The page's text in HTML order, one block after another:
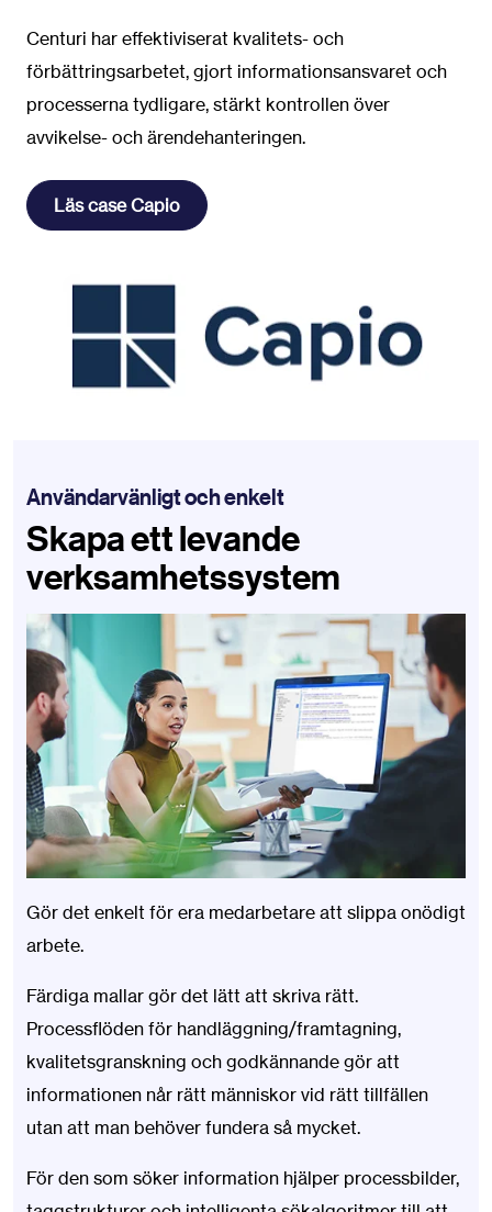
Centuri har effektiviserat kvalitets- och
förbättringsarbetet, gjort informationsansvaret och
processerna tydligare, stärkt kontrollen över
avvikelse- och ärendehanteringen.
Läs case Capio
Användarvänligt och enkelt
Skapa ett levande
verksamhetssystem
Gör det enkelt för era medarbetare att slippa onödigt
arbete.
Färdiga mallar gör det lätt att skriva rätt.
Processflöden för handläggning/framtagning,
kvalitetsgranskning och godkännande gör att
informationen når rätt människor vid rätt tillfällen
utan att man behöver fundera så mycket.
För den som söker information hjälper processbilder,